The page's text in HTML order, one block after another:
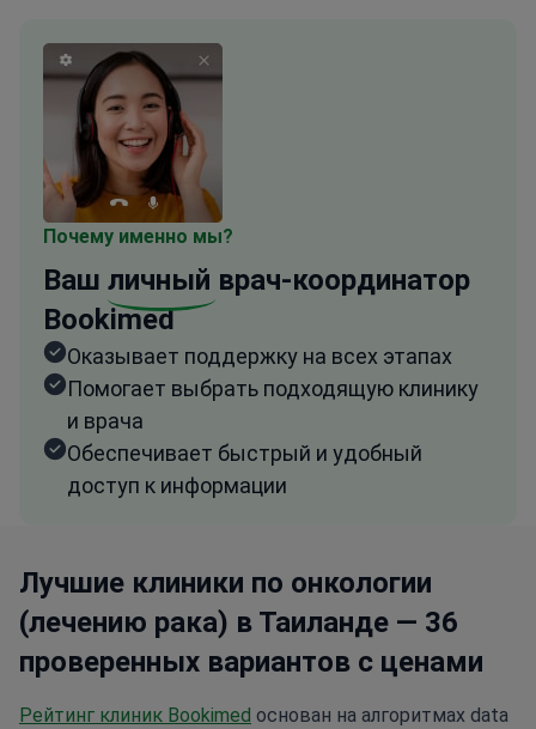
Почему именно мы?
Ваш личный врач-координатор
Bookimed
Оказывает поддержку на всех этапах
Помогает выбрать подходящую клинику
и врача
Обеспечивает быстрый и удобный
доступ к информации
Лучшие клиники по онкологии
(лечению рака) в Таиланде — 36
проверенных вариантов с ценами
Рейтинг клиник Bookimed основан на алгоритмах data